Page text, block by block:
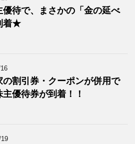
待で、まさかの「金の延べ
着★
の割引券・クーポンが併用で
主優待券が到着！！